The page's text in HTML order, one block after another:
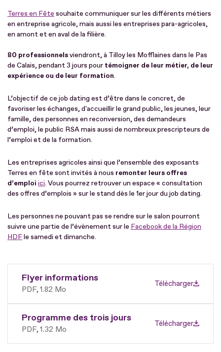
Terres en Fête souhaite communiquer sur les différents métiers
en entreprise agricole, mais aussi les entreprises para-agricoles,
en amont et en aval de la filière.
80 professionnelsviendront, à Tilloy les Mofflaines dans le Pas
de Calais, pendant 3 jours pour témoigner de leur métier, de leur
expérience ou de leur formation.
L’objectif de ce job dating est d’être dans le concret, de
favoriser les échanges, d'accueillir le grand public, les jeunes, leur
famille, des personnes en reconversion, des demandeurs
d’emploi, le public RSA mais aussi de nombreux prescripteurs de
l’emploi et de la formation.
Les entreprises agricoles ainsi que l’ensemble des exposants
Terres en fête sont invités à nous remonter leurs offres
d’emploi ici. Vous pourrez retrouver un espace « consultation
des offres d’emplois » sur le stand dès le 1er jour du job dating.
Les personnes ne pouvant pas se rendre sur le salon pourront
suivre une partie de l’évènement sur le Facebook de la Région
HDFle samedi et dimanche.
Flyer informations
PDF 1.82 Mo
Télécharger
Programme des trois jours
PDF 1.32 Mo
Télécharger